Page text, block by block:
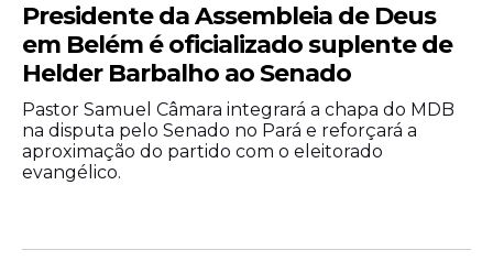
Presidente da Assembleia de Deus
em Belém é oficializado suplente de
Helder Barbalho ao Senado
Pastor Samuel Câmara integrará a chapa do MDB
na disputa pelo Senado no Pará e reforçará a
aproximação do partido com o eleitorado
evangélico.